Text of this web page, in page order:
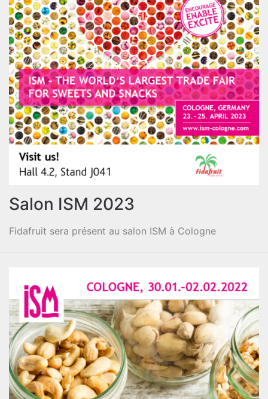
Salon ISM 2023
Fidafruit sera présent au salon ISM à Cologne